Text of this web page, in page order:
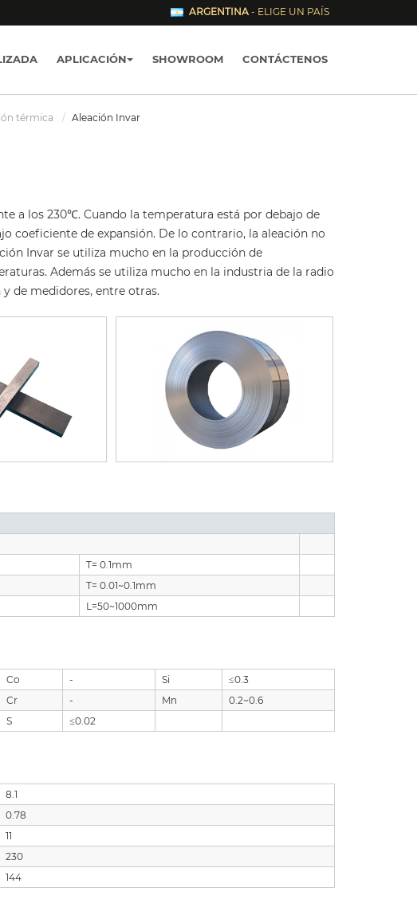
ARGENTINA - ELIGE UN PAÍS
APLICACIÓN SHOWROOM CONTÁCTENOS
térmica Aleación Invar
a los 230℃. Cuando la temperatura está por debajo de
coeficiente de expansión. De lo contrario, la aleación no
Invar se utiliza mucho en la producción de
Además se utiliza mucho en la industria de la radio
de medidores, entre otras.
T= 0.1mm
T= 0.01~0.1mm
L=50~1000mm
Co - Si
≤0.3
Cr - Mn
0.2~0.6
S ≤0.02
8.1
0.78
11
230
144